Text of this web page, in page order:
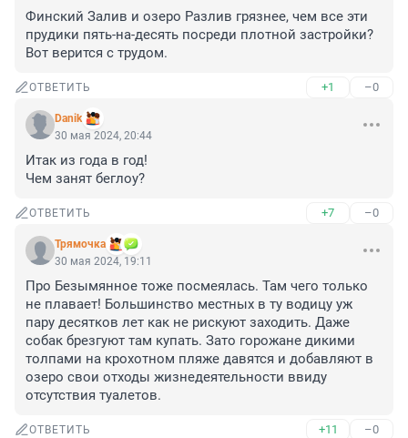
Финский Залив и озеро Разлив грязнее, чем все эти
прудики пять-на-десять посреди плотной застройки?
Вот верится с трудом.
ОТВЕТИТЬ +1 –0
Danik
30 мая 2024, 20:44
Итак из года в год!
Чем занят беглоу?
ОТВЕТИТЬ +7 –0
Трямочка
30 мая 2024, 19:11
Про Безымянное тоже посмеялась. Там чего только
не плавает! Большинство местных в ту водицу уж
пару десятков лет как не рискуют заходить. Даже
собак брезгуют там купать. Зато горожане дикими
толпами на крохотном пляже давятся и добавляют в
озеро свои отходы жизнедеятельности ввиду
отсутствия туалетов.
ОТВЕТИТЬ +11 –0